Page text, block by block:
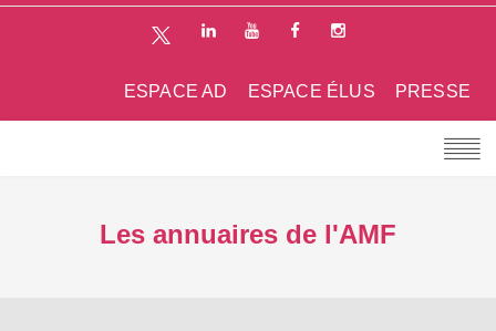
PRESSE
ESPACE ÉLUS
ESPACE AD
Les annuaires de l'AMF